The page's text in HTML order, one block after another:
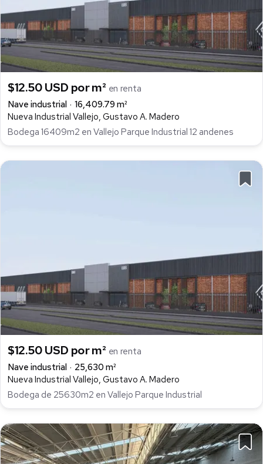
$12.50 USD por m² en renta
Nave industrial
16,409.79 m²
Nueva Industrial Vallejo, Gustavo A. Madero
Bodega 16409m2 en Vallejo Parque Industrial 12 andenes
$12.50 USD por m² en renta
Nave industrial
25,630 m²
Nueva Industrial Vallejo, Gustavo A. Madero
Bodega de 25630m2 en Vallejo Parque Industrial